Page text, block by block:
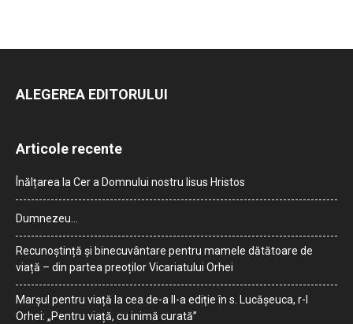
ALEGEREA EDITORULUI
Articole recente
Înălțarea la Cer a Domnului nostru Iisus Hristos
Dumnezeu…
Recunoștință și binecuvântare pentru mamele dătătoare de
viață – din partea preoților Vicariatului Orhei
Marșul pentru viață la cea de-a II-a ediție în s. Lucășeuca, r-l
Orhei: „Pentru viață, cu inimă curată”